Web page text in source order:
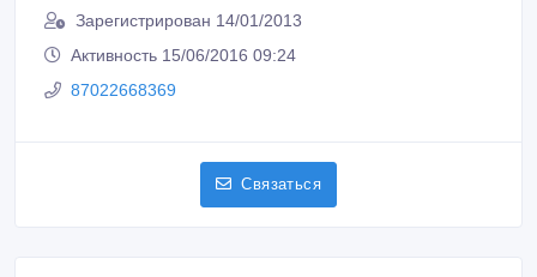
Зарегистрирован 14/01/2013
Активность 15/06/2016 09:24
87022668369
Связаться